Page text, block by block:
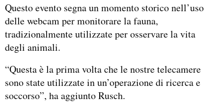
Questo evento segna un momento storico nell’uso
delle webcam per monitorare la fauna,
tradizionalmente utilizzate per osservare la vita
degli animali.
“Questa è la prima volta che le nostre telecamere
sono state utilizzate in un’operazione di ricerca e
soccorso”, ha aggiunto Rusch.